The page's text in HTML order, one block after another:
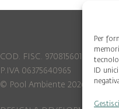
Per
ID
COD. FISC. 97081560159
P.IVA 06375640965
© Pool Ambiente 2026